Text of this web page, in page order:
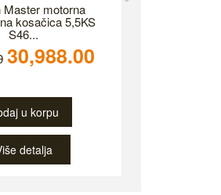
Master motorna
kosačica 5,5KS
S46...
30,988.00
u korpu
detalja